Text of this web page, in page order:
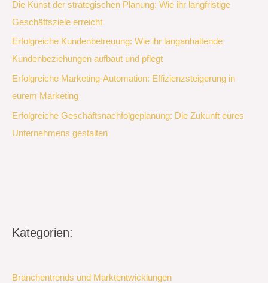
Die Kunst der strategischen Planung: Wie ihr langfristige
Geschäftsziele erreicht
Erfolgreiche Kundenbetreuung: Wie ihr langanhaltende
Kundenbeziehungen aufbaut und pflegt
Erfolgreiche Marketing-Automation: Effizienzsteigerung in
eurem Marketing
Erfolgreiche Geschäftsnachfolgeplanung: Die Zukunft eures
Unternehmens gestalten
Kategorien:
Branchentrends und Marktentwicklungen